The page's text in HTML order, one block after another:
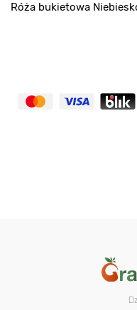
Róża bukietowa